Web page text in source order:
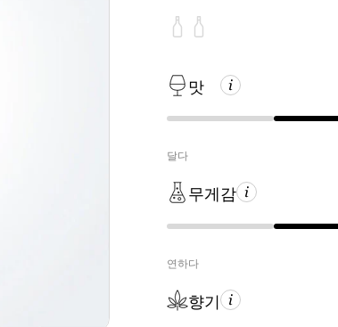
맛
달다
무게감
연하다
향기